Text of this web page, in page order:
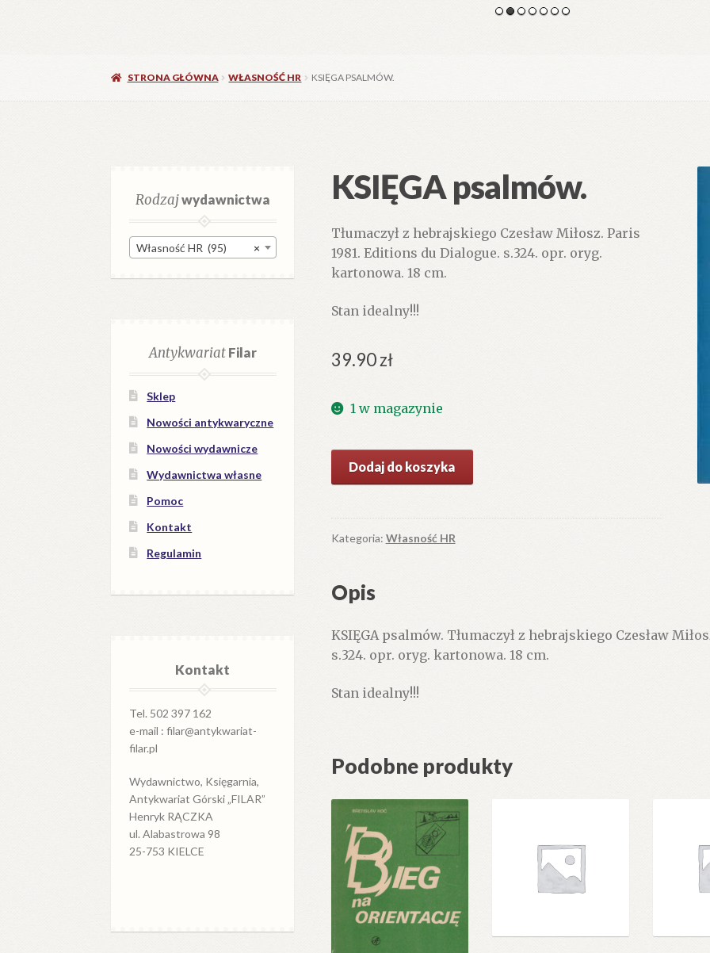
STRONA GŁÓWNA WŁASNOŚĆ HR KSIĘGA PSALMÓW.
KSIĘGA psalmów.
Tłumaczył z hebrajskiego Czesław Miłosz. Paris
1981. Editions du Dialogue. s.324. opr. oryg.
kartonowa. 18 cm.
Stan idealny!!!
39.90zł
1 w magazynie
KSIĘGA
Dodaj do koszyka
Kategoria: Własność HR
Opis
KSIĘGA psalmów. Tłumaczył z hebrajskiego Czesław
s.324. opr. oryg. kartonowa. 18 cm.
Stan idealny!!!
Podobne produkty
Rodzajwydawnictwa
×
Własność HR (95)
AntykwariatFilar
Sklep
Nowości antykwaryczne
Nowości wydawnicze
Wydawnictwa własne
Pomoc
Kontakt
Regulamin
Kontakt
Tel. 502 397 162
e-mail : filar@antykwariat-
filar.pl
Wydawnictwo, Księgarnia,
Antykwariat Górski „FILAR”
Henryk RĄCZKA
ul. Alabastrowa 98
25-753 KIELCE